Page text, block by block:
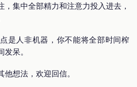
集中全部精力和注意力投入进去，
是人非机器，你不能将全部时间榨
呆。
想法，欢迎回信。